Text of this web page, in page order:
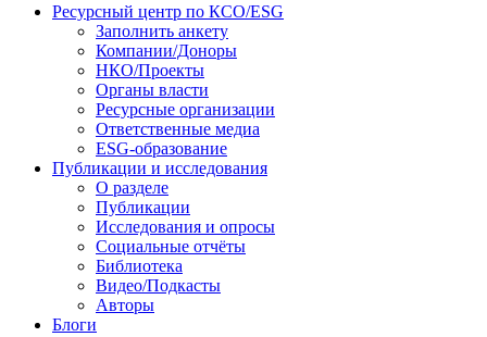
Перейти
содержимому
Ресурсный центр по КСО/ESG
Заполнить анкету
Компании/Доноры
НКО/Проекты
Органы власти
Ресурсные организации
Ответственные медиа
ESG-образование
Публикации и исследования
О разделе
Публикации
Исследования и опросы
Социальные отчёты
Библиотека
Видео/Подкасты
Авторы
Блоги